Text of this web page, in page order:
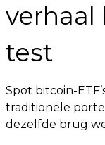
verhaal
test
Spot bitcoin-
traditionele
dezelfde brug